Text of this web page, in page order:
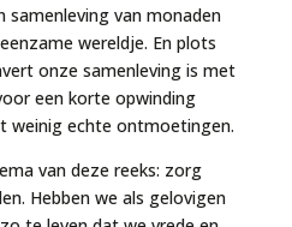
van monaden
wereldje. En plots
onze samenleving is met
een korte opwinding
weinig echte ontmoetingen.
van deze reeks: zorg
Hebben we als gelovigen